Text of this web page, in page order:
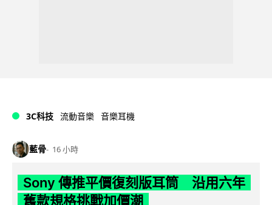
3C科技 流動音樂 音樂耳機
藍骨 16 小時
Sony 傳推平價復刻版耳筒 沿用六年
舊款規格挑戰加價潮